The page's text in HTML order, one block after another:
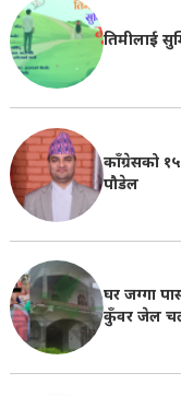
तिमीलाई
काँग्रेसको
पौडेल
घर जग्गा
कुँवर जेल